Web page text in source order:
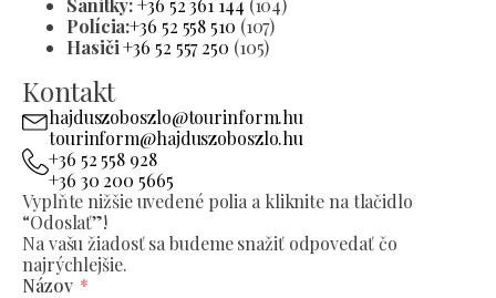
Sanitky:+36 52 361 144 (104)
Polícia:+36 52 558 510 (107)
Hasiči +36 52 557 250 (105)
Kontakt
hajduszoboszlo@tourinform.hu
tourinform@hajduszoboszlo.hu
+36 52 558 928
+36 30 200 5665
Vyplňte nižšie uvedené polia a kliknite na tlačidlo
“Odoslať”!
Na vašu žiadosť sa budeme snažiť odpovedať čo
najrýchlejšie.
Názov